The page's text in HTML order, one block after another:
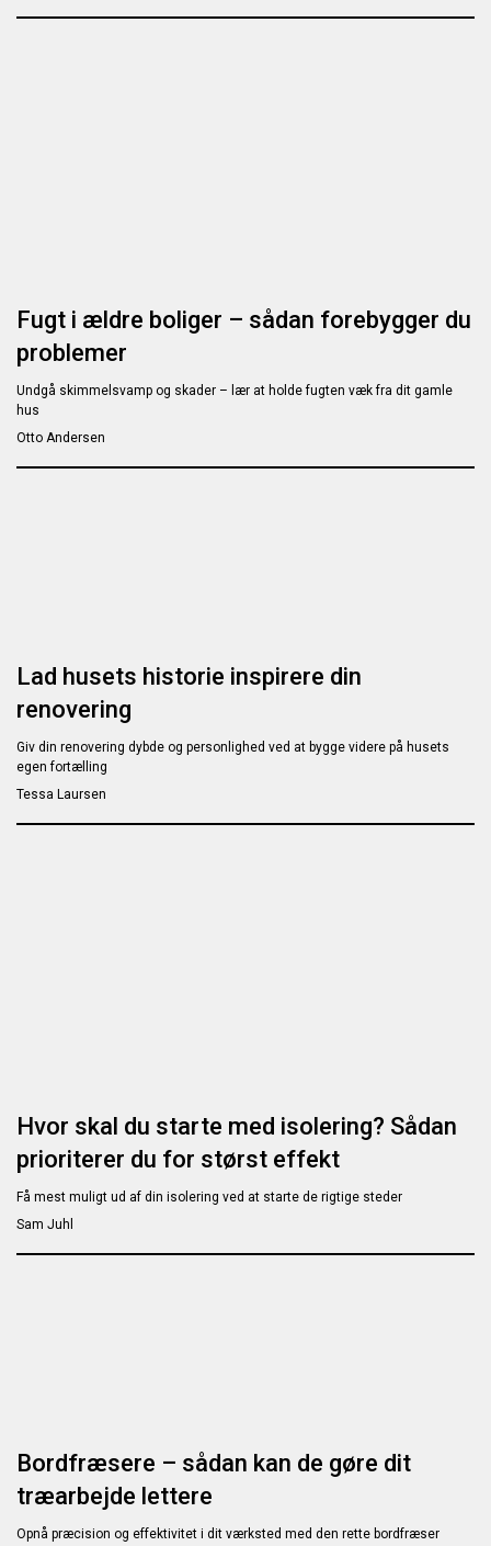
Fugt i ældre boliger – sådan forebygger du
problemer
Undgå skimmelsvamp og skader – lær at holde fugten væk fra dit gamle
hus
Otto Andersen
Lad husets historie inspirere din
renovering
Giv din renovering dybde og personlighed ved at bygge videre på husets
egen fortælling
Tessa Laursen
Hvor skal du starte med isolering? Sådan
prioriterer du for størst effekt
Få mest muligt ud af din isolering ved at starte de rigtige steder
Sam Juhl
Bordfræsere – sådan kan de gøre dit
træarbejde lettere
Opnå præcision og effektivitet i dit værksted med den rette bordfræser